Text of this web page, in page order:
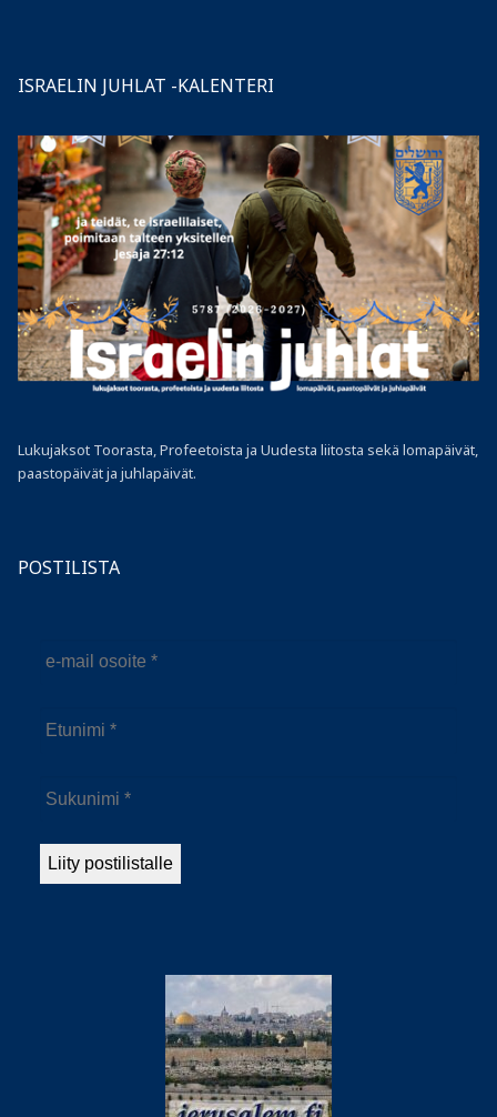
ISRAELIN JUHLAT -KALENTERI
Lukujaksot Toorasta, Profeetoista ja Uudesta liitosta sekä lomapäivät,
paastopäivät ja juhlapäivät.
POSTILISTA